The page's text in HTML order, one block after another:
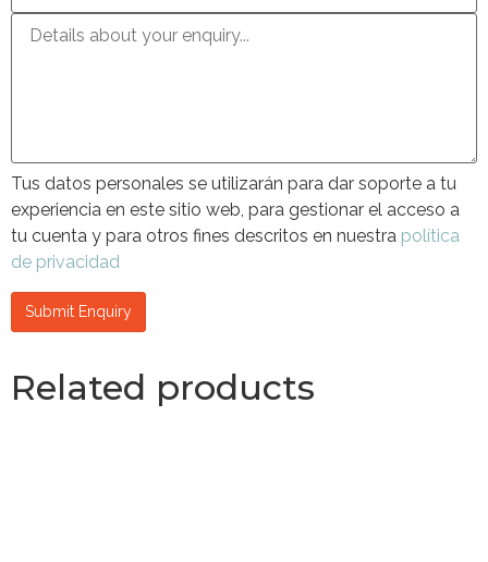
Tus datos personales se utilizarán para dar soporte a tu
experiencia en este sitio web, para gestionar el acceso a
tu cuenta y para otros fines descritos en nuestra política
de privacidad
Related products